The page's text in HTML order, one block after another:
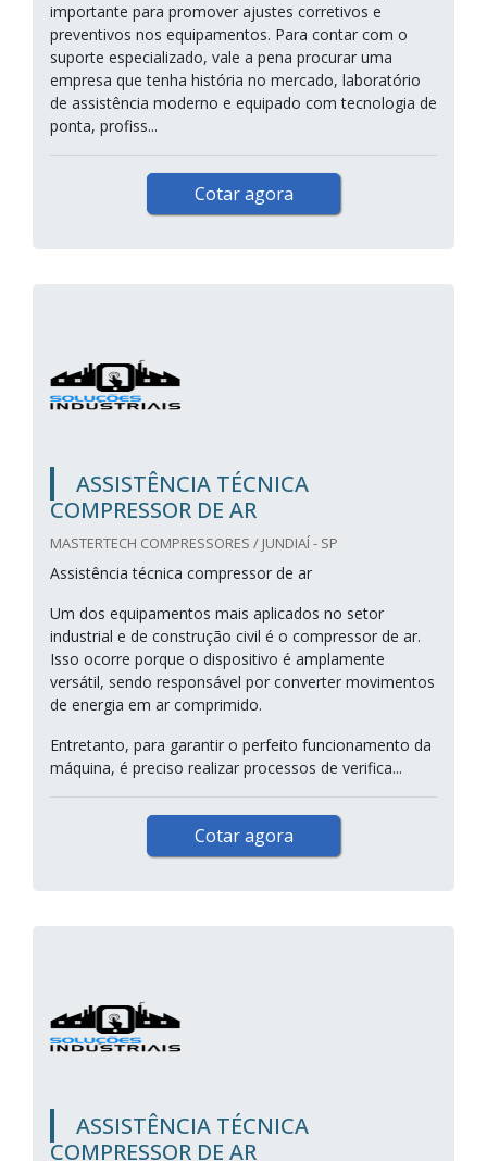
importante para promover ajustes corretivos e
preventivos nos equipamentos. Para contar com o
suporte especializado, vale a pena procurar uma
empresa que tenha história no mercado, laboratório
de assistência moderno e equipado com tecnologia de
ponta, profiss...
Cotar agora
ASSISTÊNCIA TÉCNICA
COMPRESSOR DE AR
MASTERTECH COMPRESSORES / JUNDIAÍ - SP
Assistência técnica compressor de ar
Um dos equipamentos mais aplicados no setor
industrial e de construção civil é o compressor de ar.
Isso ocorre porque o dispositivo é amplamente
versátil, sendo responsável por converter movimentos
de energia em ar comprimido.
Entretanto, para garantir o perfeito funcionamento da
máquina, é preciso realizar processos de verifica...
Cotar agora
ASSISTÊNCIA TÉCNICA
COMPRESSOR DE AR